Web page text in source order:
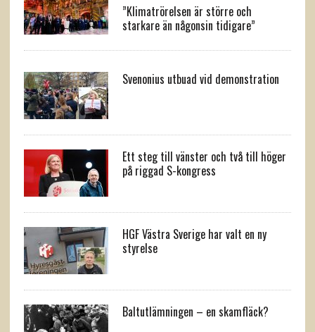
”Klimatrörelsen är större och
starkare än någonsin tidigare”
Svenonius utbuad vid demonstration
Ett steg till vänster och två till höger
på riggad S-kongress
HGF Västra Sverige har valt en ny
styrelse
Baltutlämningen – en skamfläck?